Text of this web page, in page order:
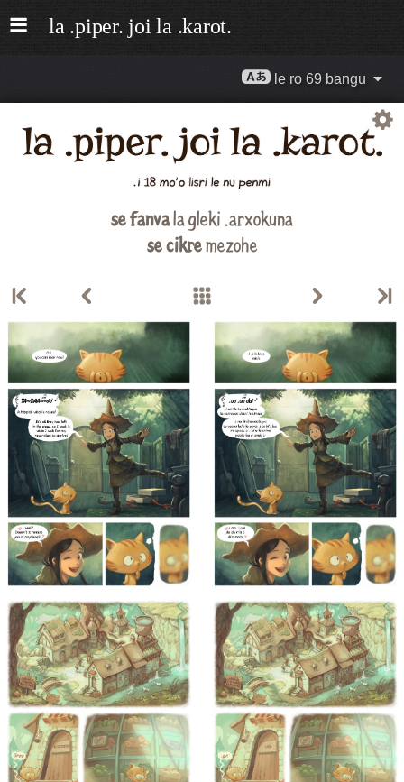
le ro 69 bangu
se fanvala gleki .arxokuna
se cikremezohe